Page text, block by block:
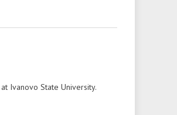
Ivanovo State University.